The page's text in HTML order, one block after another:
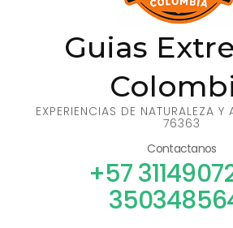
Guias
EXPERIENCIAS DE NATURALEZA Y
76363
Contactanos
+57